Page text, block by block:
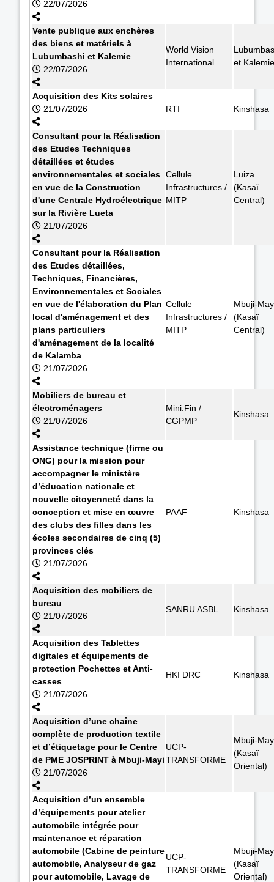
22/07/2026
Vente publique aux enchères
des biens et matériels à
Lubumbashi et Kalemie
22/07/2026
World Vision
International
et Kalemie
Acquisition des Kits solaires
21/07/2026
RTI Kinshasa
Consultant pour la Réalisation
des Etudes Techniques
détaillées et études
environnementales et sociales
en vue de la Construction
d'une Centrale Hydroélectrique
sur la Rivière Lueta
21/07/2026
Cellule
Infrastructures /
MITP
Luiza
(Kasaï
Central)
Consultant pour la Réalisation
des Etudes détaillées,
Techniques, Financières,
Environnementales et Sociales
en vue de l'élaboration du Plan
local d'aménagement et des
plans particuliers
d'aménagement de la localité
de Kalamba
21/07/2026
Cellule
Infrastructures /
MITP
Mbuji-
(Kasaï
Central)
Mobiliers de bureau et
électroménagers
21/07/2026
Mini.Fin /
CGPMP
Kinshasa
Assistance technique (firme ou
ONG) pour la mission pour
accompagner le ministère
d’éducation nationale et
nouvelle citoyenneté dans la
conception et mise en œuvre
des clubs des filles dans les
écoles secondaires de cinq (5)
provinces clés
21/07/2026
PAAF Kinshasa
Acquisition des mobiliers de
bureau
21/07/2026
SANRU ASBL Kinshasa
Acquisition des Tablettes
digitales et équipements de
protection Pochettes et Anti-
casses
21/07/2026
HKI DRC Kinshasa
Acquisition d’une chaîne
complète de production textile
et d’étiquetage pour le Centre
de PME JOSPRINT à Mbuji-Mayi
21/07/2026
UCP-
TRANSFORME
Mbuji-
(Kasaï
Oriental)
Acquisition d’un ensemble
d’équipements pour atelier
automobile intégrée pour
maintenance et réparation
automobile (Cabine de peinture
automobile, Analyseur de gaz
pour automobile, Lavage de
UCP-
TRANSFORME
Mbuji-
(Kasaï
Oriental)